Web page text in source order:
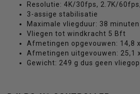
Resolutie: 4K/30fps, 2.7K/
3-assige stabilisatie
Maximale vliegduur: 38 minuten
Vliegen tot windkracht 5 Bft
Afmetingen opgevouwen: 14,8
Afmetingen uitgevouwen: 25,1
Gewicht: 249 g dus geen